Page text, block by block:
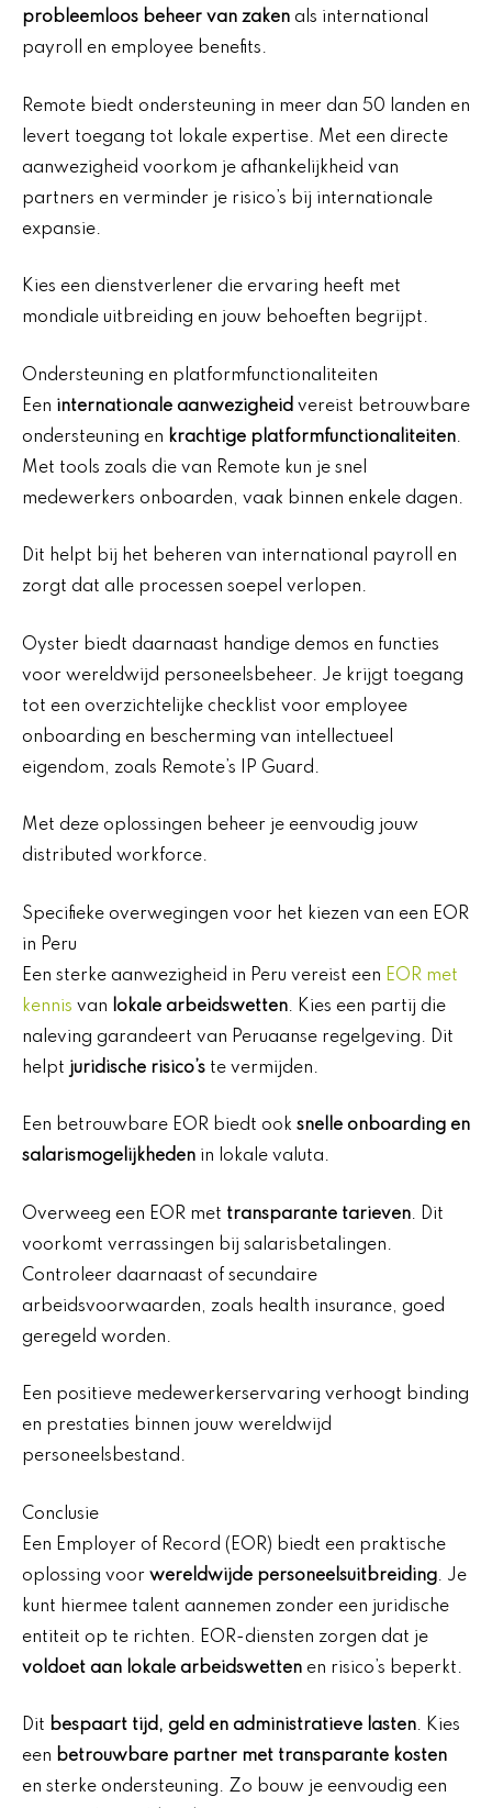
probleemloos beheer van zaken als international
payroll en employee benefits.
Remote biedt ondersteuning in meer dan 50 landen en
levert toegang tot lokale expertise. Met een directe
aanwezigheid voorkom je afhankelijkheid van
partners en verminder je risico’s bij internationale
expansie.
Kies een dienstverlener die ervaring heeft met
mondiale uitbreiding en jouw behoeften begrijpt.
Ondersteuning en platformfunctionaliteiten
Een internationale aanwezigheid vereist betrouwbare
ondersteuning en krachtige platformfunctionaliteiten.
Met tools zoals die van Remote kun je snel
medewerkers onboarden, vaak binnen enkele dagen.
Dit helpt bij het beheren van international payroll en
zorgt dat alle processen soepel verlopen.
Oyster biedt daarnaast handige demos en functies
voor wereldwijd personeelsbeheer. Je krijgt toegang
tot een overzichtelijke checklist voor employee
onboarding en bescherming van intellectueel
eigendom, zoals Remote’s IP Guard.
Met deze oplossingen beheer je eenvoudig jouw
distributed workforce.
Specifieke overwegingen voor het kiezen van een EOR
in Peru
Een sterke aanwezigheid in Peru vereist een EOR met
kennis van lokale arbeidswetten. Kies een partij die
naleving garandeert van Peruaanse regelgeving. Dit
helpt juridische risico’s te vermijden.
Een betrouwbare EOR biedt ook snelle onboarding en
salarismogelijkheden in lokale valuta.
Overweeg een EOR met transparante tarieven. Dit
voorkomt verrassingen bij salarisbetalingen.
Controleer daarnaast of secundaire
arbeidsvoorwaarden, zoals health insurance, goed
geregeld worden.
Een positieve medewerkerservaring verhoogt binding
en prestaties binnen jouw wereldwijd
personeelsbestand.
Conclusie
Een Employer of Record (EOR) biedt een praktische
oplossing voor wereldwijde personeelsuitbreiding. Je
kunt hiermee talent aannemen zonder een juridische
entiteit op te richten. EOR-diensten zorgen dat je
voldoet aan lokale arbeidswetten en risico’s beperkt.
Dit bespaart tijd, geld en administratieve lasten. Kies
een betrouwbare partner met transparante kosten
en sterke ondersteuning. Zo bouw je eenvoudig een